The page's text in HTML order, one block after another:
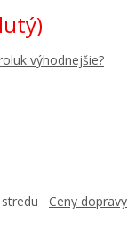
výhodnejšie?
stredu Ceny dopravy